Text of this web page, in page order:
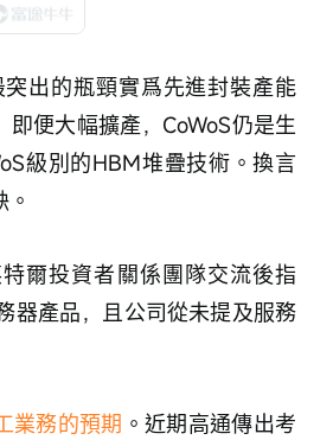
出的瓶頸實爲先進封裝產能
即便大幅擴產，CoWoS仍是生
級別的HBM堆疊技術。換言
爾投資者關係團隊交流後指
器產品，且公司從未提及服務
業務的預期 。近期高通傳出考